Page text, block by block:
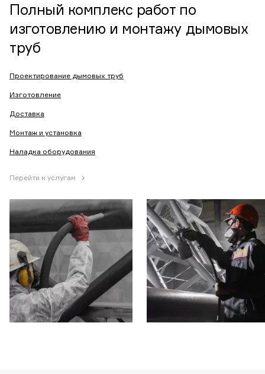
Полный комплекс работ по
изготовлению и монтажу дымовых
труб
Проектирование дымовых труб
Изготовление
Доставка
Монтаж и установка
Наладка оборудования
Перейти к услугам